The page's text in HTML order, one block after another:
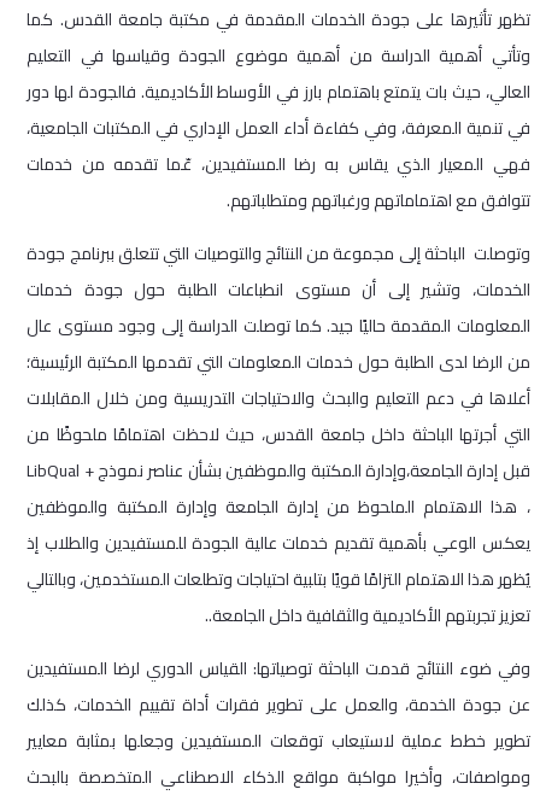
تظهر تأثيرها على جودة الخدمات المقدمة في مكتبة جامعة القدس. كما
وتأتي أهمية الدراسة من أهمية موضوع الجودة وقياسها في التعليم
العالي، حيث بات يتمتع باهتمام بارز في الأوساط الأكاديمية. فالجودة لها دور
في تنمية المعرفة، وفي كفاءة أداء العمل الإداري في المكتبات الجامعية،
فهي المعيار الذي يقاس به رضا المستفيدين، عّما تقدمه من خدمات
تتوافق مع اهتماماتهم ورغباتهم ومتطلباتهم.
وتوصلت الباحثة إلى مجموعة من النتائج والتوصيات التي تتعلق ببرنامج جودة
الخدمات، وتشير إلى أن مستوى انطباعات الطلبة حول جودة خدمات
المعلومات المقدمة حاليًا جيد. كما توصلت الدراسة إلى وجود مستوى عال
من الرضا لدى الطلبة حول خدمات المعلومات التي تقدمها المكتبة الرئيسية؛
أعلاها في دعم التعليم والبحث والاحتياجات التدريسية ومن خلال المقابلات
التي أجرتها الباحثة داخل جامعة القدس، حيث لاحظت اهتمامًا ملحوظًا من
قبل إدارة الجامعة،وإدارة المكتبة والموظفين بشأن عناصر نموذج + LibQual
، هذا الاهتمام الملحوظ من إدارة الجامعة وإدارة المكتبة والموظفين
يعكس الوعي بأهمية تقديم خدمات عالية الجودة للمستفيدين والطلاب إذ
يُظهر هذا الاهتمام التزامًا قويًا بتلبية احتياجات وتطلعات المستخدمين، وبالتالي
تعزيز تجربتهم الأكاديمية والثقافية داخل الجامعة..
وفي ضوء النتائج قدمت الباحثة توصياتها: القياس الدوري لرضا المستفيدين
عن جودة الخدمة، والعمل على تطوير فقرات أداة تقييم الخدمات، كذلك
تطوير خطط عملية لاستيعاب توقعات المستفيدين وجعلها بمثابة معايير
ومواصفات، وأخيرا مواكبة مواقع الذكاء الاصطناعي المتخصصة بالبحث